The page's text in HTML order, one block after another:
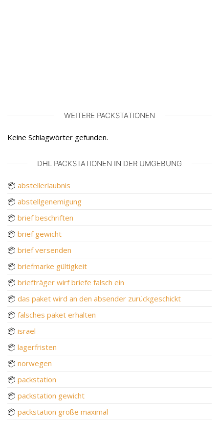
WEITERE PACKSTATIONEN
Keine Schlagwörter gefunden.
DHL PACKSTATIONEN IN DER UMGEBUNG
📦 abstellerlaubnis
📦 abstellgenemigung
📦 brief beschriften
📦 brief gewicht
📦 brief versenden
📦 briefmarke gültigkeit
📦 briefträger wirf briefe falsch ein
📦 das paket wird an den absender zurückgeschickt
📦 falsches paket erhalten
📦 israel
📦 lagerfristen
📦 norwegen
📦 packstation
📦 packstation gewicht
📦 packstation größe maximal